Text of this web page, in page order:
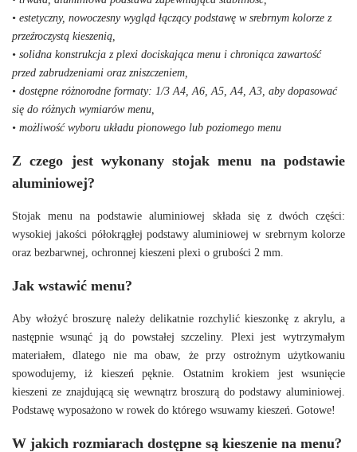
• estetyczny, nowoczesny wygląd łączący podstawę w srebrnym kolorze z
przeźroczystą kieszenią,
• solidna konstrukcja z plexi dociskająca menu i chroniąca zawartość
przed zabrudzeniami oraz zniszczeniem,
• dostępne różnorodne formaty: 1/3 A4, A6, A5, A4, A3, aby dopasować
się do różnych wymiarów menu,
• możliwość wyboru układu pionowego lub poziomego menu
Z czego jest wykonany stojak menu na podstawie
aluminiowej?
Stojak menu na podstawie aluminiowej składa się z dwóch części:
wysokiej jakości półokrągłej podstawy aluminiowej w srebrnym kolorze
oraz bezbarwnej, ochronnej kieszeni plexi o grubości 2 mm.
Jak wstawić menu?
Aby włożyć broszurę należy delikatnie rozchylić kieszonkę z akrylu, a
następnie wsunąć ją do powstałej szczeliny. Plexi jest wytrzymałym
materiałem, dlatego nie ma obaw, że przy ostrożnym użytkowaniu
spowodujemy, iż kieszeń pęknie. Ostatnim krokiem jest wsunięcie
kieszeni ze znajdującą się wewnątrz broszurą do podstawy aluminiowej.
Podstawę wyposażono w rowek do którego wsuwamy kieszeń. Gotowe!
W jakich rozmiarach dostępne są kieszenie na menu?